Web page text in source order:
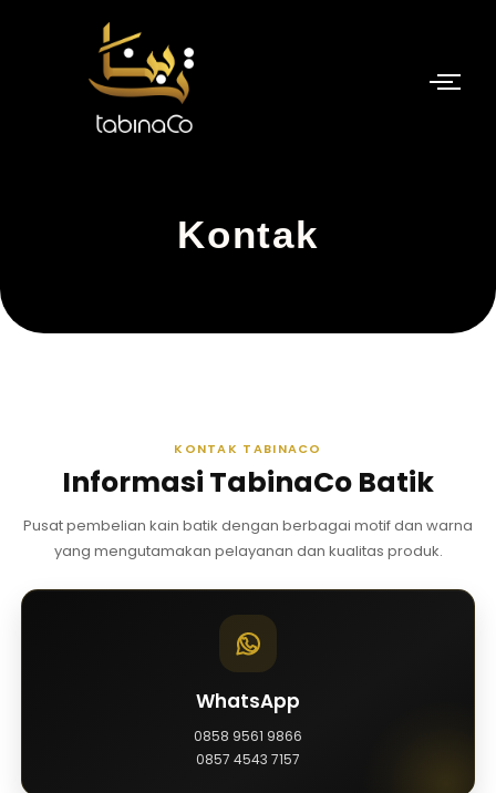
Kontak
KONTAK TABINACO
Informasi TabinaCo Batik
Pusat pembelian kain batik dengan berbagai motif dan warna
yang mengutamakan pelayanan dan kualitas produk.
WhatsApp
0858 9561 9866
0857 4543 7157